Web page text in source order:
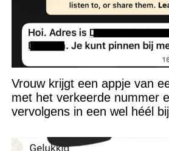
Vrouw krijgt een appje van
met het verkeerde nummer
vervolgens in een wel héél